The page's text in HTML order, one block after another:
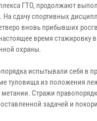
ГТО, продолжают
На сдачу спортивных
вновь прибывших
время стажировку
охраны.
испытывали себя в
туловища из положения
Стражи
задачей и